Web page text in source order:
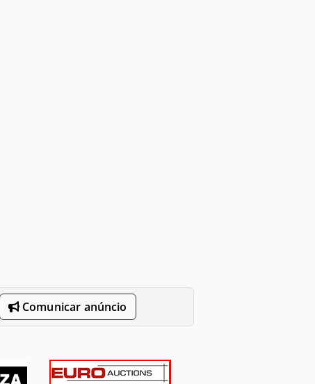
Comunicar anúncio